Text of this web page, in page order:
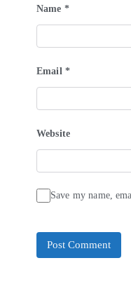
Name *
Email *
Website
Save my name,